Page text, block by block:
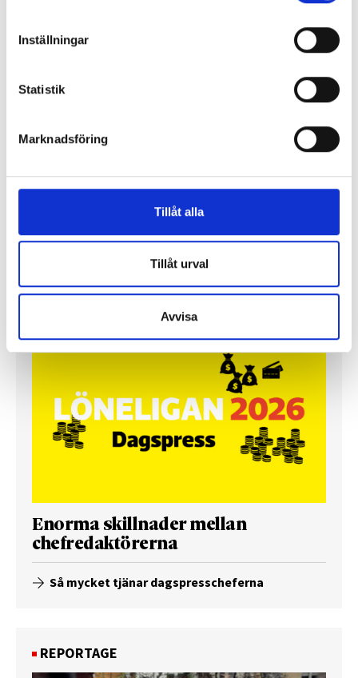
Inställningar
Statistik
Marknadsföring
Tillåt alla
Tillåt urval
Avvisa
Så mycket tjänar mediecheferna
Enorma skillnader mellan
chefredaktörerna
Så mycket tjänar dagspresscheferna
REPORTAGE